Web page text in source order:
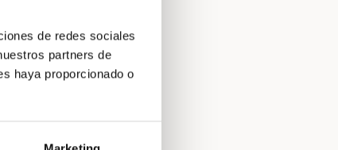
de redes sociales
partners de
haya proporcionado o